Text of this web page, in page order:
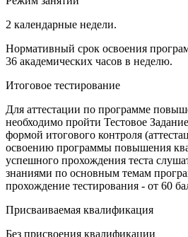
2 календарные недели.
Нормативный срок освоения
36 академических часов в неделю.
Итоговое тестирование
Для аттестации по программе
необходимо пройти Тестовое
формой итогового контроля
освоению программы повышения
успешного прохождения теста
знаниями по основным темам
прохождение тестирования - от 60
Присваиваемая квалификация
Без присвоения квалификации